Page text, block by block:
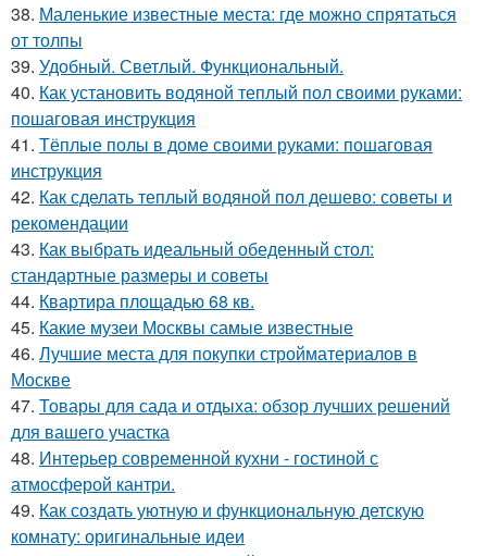
38. Маленькие известные места: где можно спрятаться
от толпы
39. Удобный. Светлый. Функциональный.
40. Как установить водяной теплый пол своими руками:
пошаговая инструкция
41. Тёплые полы в доме своими руками: пошаговая
инструкция
42. Как сделать теплый водяной пол дешево: советы и
рекомендации
43. Как выбрать идеальный обеденный стол:
стандартные размеры и советы
44. Квартира площадью 68 кв.
45. Какие музеи Москвы самые известные
46. Лучшие места для покупки стройматериалов в
Москве
47. Товары для сада и отдыха: обзор лучших решений
для вашего участка
48. Интерьер современной кухни - гостиной с
атмосферой кантри.
49. Как создать уютную и функциональную детскую
комнату: оригинальные идеи